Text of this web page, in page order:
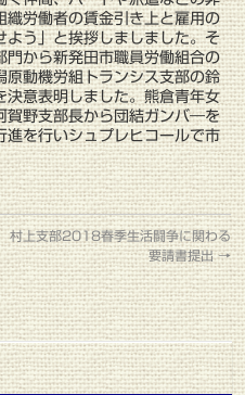
織労働者の賃金引き上と雇用の
よう」と挨拶しましました。そ
門から新発田市職員労働組合の
原動機労組トランシス支部の鈴
決意表明しました。熊倉青年女
賀野支部長から団結ガンバ―を
進を行いシュプレヒコールで市
村上支部2018春季生活闘争に関わる
要請書提出→